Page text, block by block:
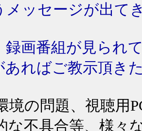
メッセージが出て
録画番組が見られ
あればご教示頂き
境の問題、視聴用
な不具合等、様々